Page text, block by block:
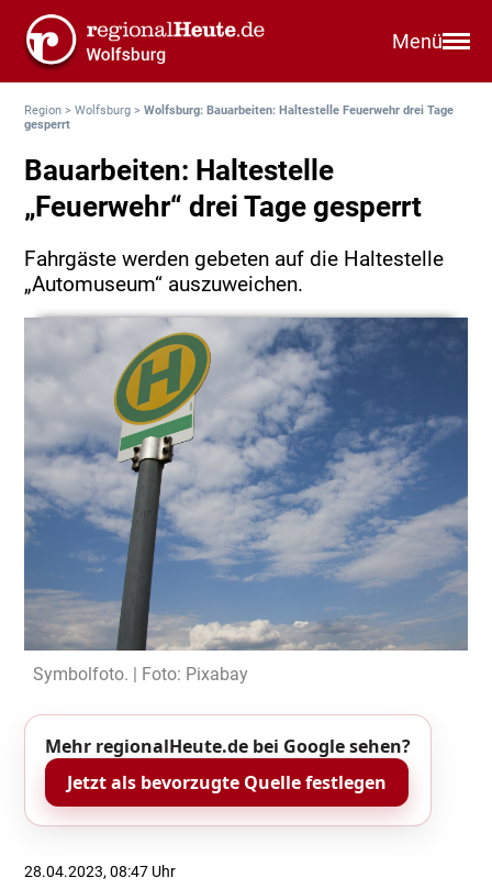
Menü
Region >Wolfsburg >Wolfsburg: Bauarbeiten: Haltestelle Feuerwehr drei Tage
gesperrt
Bauarbeiten: Haltestelle
„Feuerwehr“ drei Tage gesperrt
Fahrgäste werden gebeten auf die Haltestelle
„Automuseum“ auszuweichen.
Symbolfoto. | Foto: Pixabay
Mehr regionalHeute.de bei Google sehen?
Jetzt als bevorzugte Quelle festlegen
28.04.2023, 08:47 Uhr